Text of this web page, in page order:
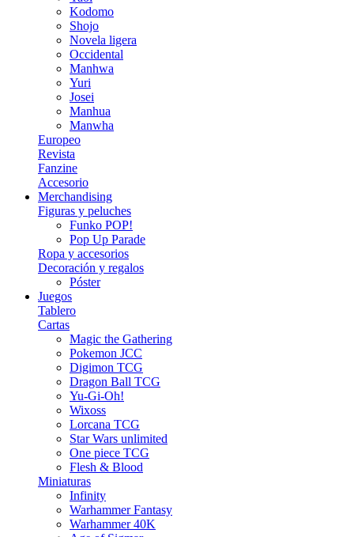
Kodomo
Shojo
Novela ligera
Occidental
Manhwa
Yuri
Josei
Manhua
Manwha
Europeo
Revista
Fanzine
Accesorio
Merchandising
Figuras y peluches
Funko POP!
Pop Up Parade
Ropa y accesorios
Decoración y regalos
Póster
Juegos
Tablero
Cartas
Magic the Gathering
Pokemon JCC
Digimon TCG
Dragon Ball TCG
Yu-Gi-Oh!
Wixoss
Lorcana TCG
Star Wars unlimited
One piece TCG
Flesh & Blood
Miniaturas
Infinity
Warhammer Fantasy
Warhammer 40K